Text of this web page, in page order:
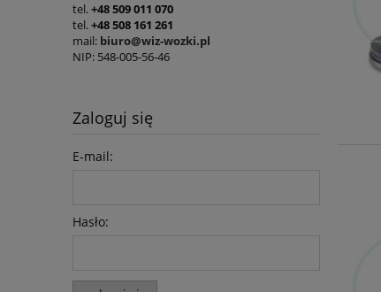
tel.+48 509 011 070
tel.+48 508 161 261
mail: biuro@wiz-wozki.pl
NIP: 548-005-56-46
Zaloguj się
E-mail:
Hasło: